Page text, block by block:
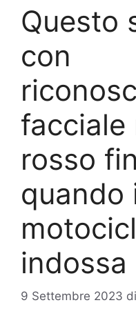
Questo
con
facciale
rosso
quando
indossa
9 Settembre 2023 di